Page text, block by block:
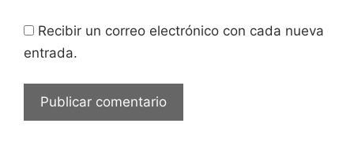
Recibir un correo electrónico con cada nueva
entrada.